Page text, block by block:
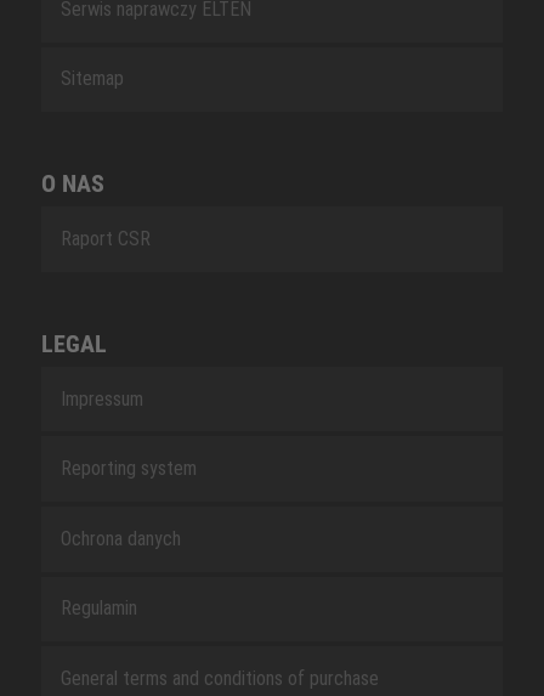
Serwis naprawczy ELTEN
Sitemap
O NAS
Raport CSR
LEGAL
Impressum
Reporting system
Ochrona danych
Regulamin
General terms and conditions of purchase